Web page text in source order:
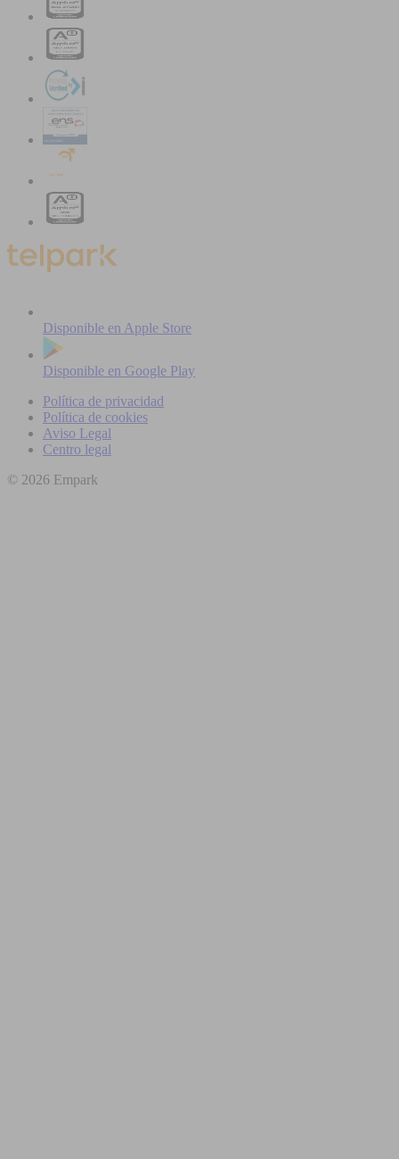
Disponible en Apple Store
Disponible en Google Play
Política de privacidad
Política de cookies
Aviso Legal
Centro legal
© 2026 Empark